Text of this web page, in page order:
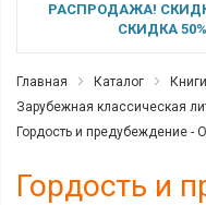
РАСПРОДАЖА!
СКИДКА
Главная Каталог Книги
Зарубежная классическая
Гордость и предубеждение -
Гордость и